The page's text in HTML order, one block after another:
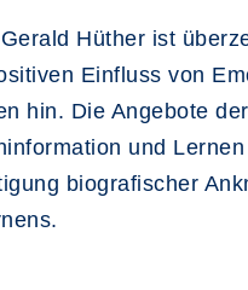
Hüther ist
Einfluss von
hin. Die Angebote
und
biografischer